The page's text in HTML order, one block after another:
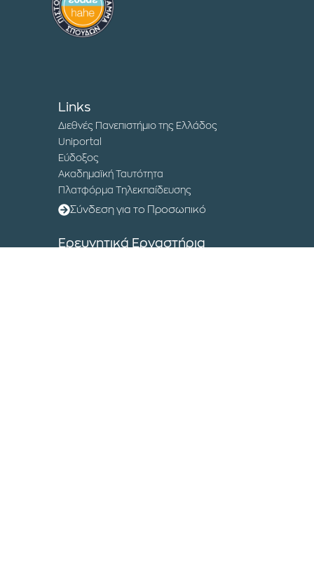
Links
Διεθνές Πανεπιστήμιο της Ελλάδος
Uniportal
Εύδοξος
Ακαδημαϊκή Ταυτότητα
Πλατφόρμα Τηλεκπαίδευσης
Σύνδεση για το Προσωπικό
Ερευνητικά Εργαστήρια